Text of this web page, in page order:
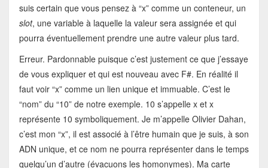
suis certain que vous pensez à “x” comme un conteneur, un
slot, une variable à laquelle la valeur sera assignée et qui
pourra éventuellement prendre une autre valeur plus tard.
Erreur. Pardonnable puisque c’est justement ce que j’essaye
de vous expliquer et qui est nouveau avec F#. En réalité il
faut voir “x” comme un lien unique et immuable. C’est le
“nom” du “10” de notre exemple. 10 s’appelle x et x
représente 10 symboliquement. Je m’appelle Olivier Dahan,
c’est mon “x”, il est associé à l’être humain que je suis, à son
ADN unique, et ce nom ne pourra représenter dans le temps
quelqu’un d’autre (évacuons les homonymes). Ma carte